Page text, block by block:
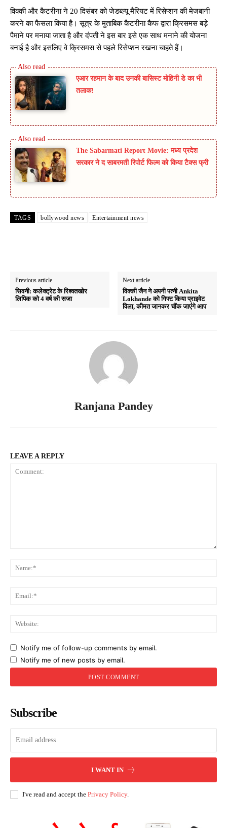
विक्की और कैटरीना ने 20 दिसंबर को जेडब्ल्यू मैरियट में रिसेप्शन की मेजबानी
करने का फैसला किया है। सूत्र के मुताबिक कैटरीना कैफ द्वारा क्रिसमस बड़े
पैमाने पर मनाया जाता है और दंपती ने इस बार इसे एक साथ मनाने की योजना
बनाई है और इसलिए वे क्रिसमस से पहले रिसेप्शन रखना चाहते हैं।
एआर रहमान के बाद उनकी बासिस्ट मोहिनी डे का भी
तलाक!
The Sabarmati Report Movie: मध्य प्रदेश
सरकार ने द साबरमती रिपोर्ट फिल्म को किया टैक्स फ्री
TAGS bollywood news Entertainment news
Previous article
सिवनी: कलेक्ट्रेट के रिश्वतखोर
लिपिक को 4 वर्ष की सजा
Next article
विक्की जैन ने अपनी पत्‍नी Ankita
Lokhande को गिफ्ट किया प्राइवेट
विला, कीमत जानकर चौंक जाएंगे आप
Ranjana Pandey
LEAVE A REPLY
Notify me of follow-up comments by email.
Notify me of new posts by email.
Subscribe
I WANT IN
I've read and accept the Privacy Policy.